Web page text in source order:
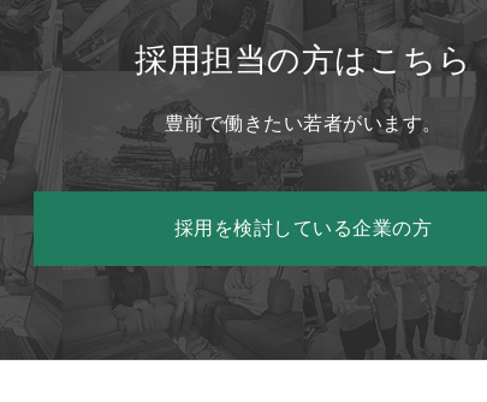
採用担当の方はこちら
豊前で働きたい若者がいます。
採用を検討している企業の方